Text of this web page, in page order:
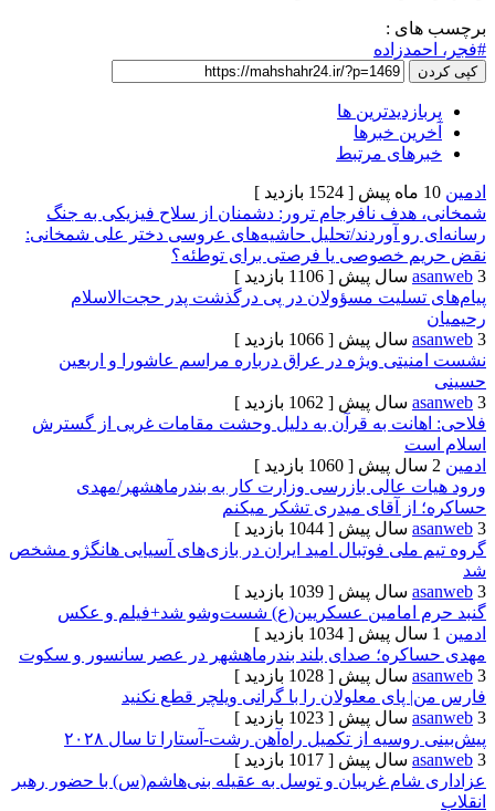
:
ها
خبرها
مرتبط
[ 1524 بازدید ]
نافرجام ترور: دشمنان از سلاح فیزیکی به جنگ
آوردند/تحلیل حاشیه‌های عروسی دختر علی شمخانی:
خصوصی یا فرصتی برای توطئه؟
[ 1106 بازدید ]
مسؤولان در پی درگذشت پدر حجت‌الاسلام
[ 1066 بازدید ]
ویژه در عراق درباره مراسم عاشورا و اربعین
[ 1062 بازدید ]
به قرآن‌ به دلیل وحشت مقامات غربی از گسترش
[ 1060 بازدید ]
عالی بازرسی وزارت کار به بندرماهشهر/مهدی
آقای میدری تشکر میکنم
[ 1044 بازدید ]
فوتبال امید ایران در بازی‌های آسیایی هانگژو مشخص
[ 1039 بازدید ]
امامین عسکریین(ع) شست‌وشو شد+فیلم و عکس
[ 1034 بازدید ]
صدای بلند بندرماهشهر در عصر سانسور و سکوت
[ 1028 بازدید ]
معلولان را با گرانی ویلچر قطع نکنید
[ 1023 بازدید ]
از تکمیل راه‌آهن رشت-آستارا تا سال ‌۲۰۲۸
[ 1017 بازدید ]
غریبان و توسل به عقیله بنی‌هاشم(س) با حضور رهبر